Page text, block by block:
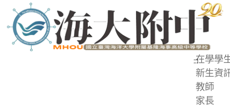
到
:::在學學
新生資
教師
家長